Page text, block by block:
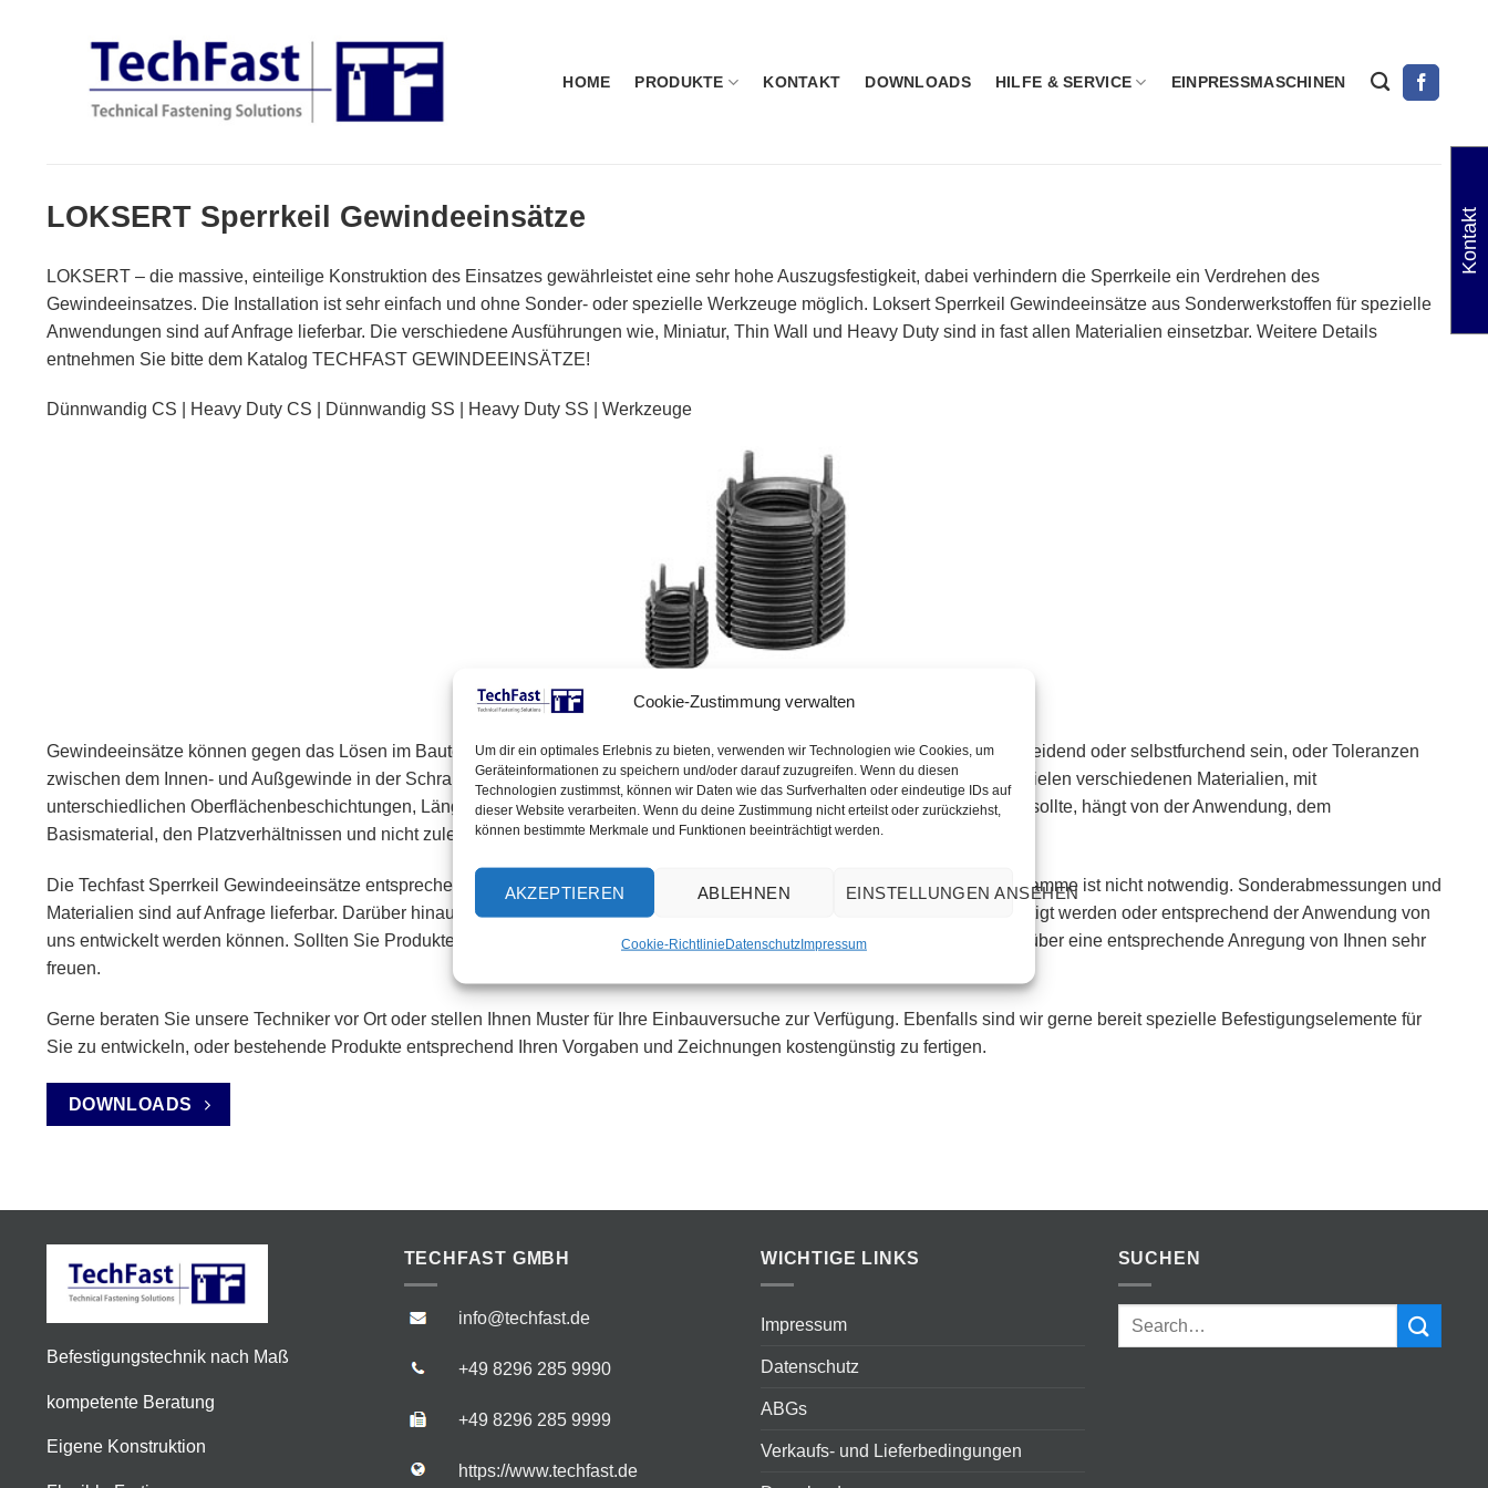
Cookie-Zustimmung verwalten
Um dir ein optimales Erlebnis zu bieten, verwenden wir Technologien wie Cookies, um
Geräteinformationen zu speichern und/oder darauf zuzugreifen. Wenn du diesen
Technologien zustimmst, können wir Daten wie das Surfverhalten oder eindeutige IDs auf
dieser Website verarbeiten. Wenn du deine Zustimmung nicht erteilst oder zurückziehst,
können bestimmte Merkmale und Funktionen beeinträchtigt werden.
AKZEPTIEREN ABLEHNEN EINSTELLUNGEN ANSEHEN
Cookie-RichtlinieDatenschutzImpressum
HOME PRODUKTE KONTAKT DOWNLOADS HILFE & SERVICE EINPRESSMASCHINEN
LOKSERT Sperrkeil Gewindeeinsätze
LOKSERT – die massive, einteilige Konstruktion des Einsatzes gewährleistet eine sehr hohe Auszugsfestigkeit, dabei verhindern die Sperrkeile ein Verdrehen des
Gewindeeinsatzes. Die Installation ist sehr einfach und ohne Sonder- oder spezielle Werkzeuge möglich. Loksert Sperrkeil Gewindeeinsätze aus Sonderwerkstoffen für spezielle
Anwendungen sind auf Anfrage lieferbar. Die verschiedene Ausführungen wie, Miniatur, Thin Wall und Heavy Duty sind in fast allen Materialien einsetzbar. Weitere Details
entnehmen Sie bitte dem Katalog TECHFAST GEWINDEEINSÄTZE!
Dünnwandig CS | Heavy Duty CS | Dünnwandig SS | Heavy Duty SS | Werkzeuge
Download|Anfrage|Katalog
Gewindeeinsätze können gegen das Lösen im Bauteil gesichert werden, können eine Schraubensicherung haben, selbstschneidend oder selbstfurchend sein, oder Toleranzen
zwischen dem Innen- und Außgewinde in der Schraubverbindung ausgleichen. Unser Portfolio enthält Gewindeeinsätze aus vielen verschiedenen Materialien, mit
unterschiedlichen Oberflächenbeschichtungen, Längen und Formen. Welcher Gewindeeinsätze eingesetzt wird, oder werden sollte, hängt von der Anwendung, dem
Basismaterial, den Platzverhältnissen und nicht zuletzt von den Kosten ab.
Die Techfast Sperrkeil Gewindeeinsätze entsprechen den gängigen Standardgrößen. Eine Änderung bestehender CAD Programme ist nicht notwendig. Sonderabmessungen und
Materialien sind auf Anfrage lieferbar. Darüber hinaus bieten wir eigene Gewindeträger an, die nach Kundenanforderung gefertigt werden oder entsprechend der Anwendung von
uns entwickelt werden können. Sollten Sie Produkte aus dem Clinch-Technik in unserem Portfolio vermissen, würden wir uns über eine entsprechende Anregung von Ihnen sehr
freuen.
Gerne beraten Sie unsere Techniker vor Ort oder stellen Ihnen Muster für Ihre Einbauversuche zur Verfügung. Ebenfalls sind wir gerne bereit spezielle Befestigungselemente für
Sie zu entwickeln, oder bestehende Produkte entsprechend Ihren Vorgaben und Zeichnungen kostengünstig zu fertigen.
DOWNLOADS
Befestigungstechnik nach Maß
kompetente Beratung
Eigene Konstruktion
TECHFAST GMBH
info@techfast.de
+49 8296 285 9990
+49 8296 285 9999
https://www.techfast.de
WICHTIGE LINKS
Impressum
Datenschutz
ABGs
Verkaufs- und Lieferbedingungen
SUCHEN
Kontakt